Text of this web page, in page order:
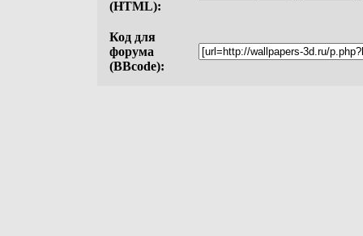
(HTML):
Код для
форума
(BBcode):